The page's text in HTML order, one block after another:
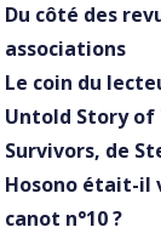
Du côté des
associations
Le coin du
Untold Story of
Survivors, de
Hosono était-il
canot n°10 ?